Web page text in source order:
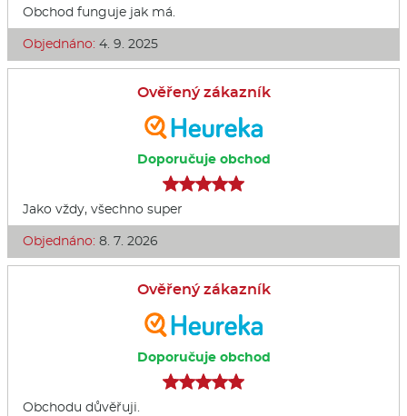
Obchod funguje jak má.
Objednáno: 4. 9. 2025
Ověřený zákazník
Doporučuje obchod
Jako vždy, všechno super
Objednáno: 8. 7. 2026
Ověřený zákazník
Doporučuje obchod
Obchodu důvěřuji.